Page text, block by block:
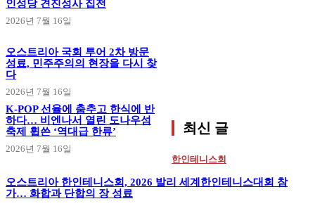
인성당 견진성사 집전
2026년 7월 16일
오스트리아 국회 투어 2차 방문
성료, 민주주의의 현장을 다시 찾
다
2026년 7월 16일
K-POP 선율에 춤추고 한식에 반
하다… 비엔나서 열린 도나우섬
축제 휩쓴 ‘역대급 한류’
2026년 7월 16일
최신 글
한인테니스회
오스트리아 한인테니스회, 2026 발리 세계한인테니스대회 참
가… 화합과 단합의 장 성료